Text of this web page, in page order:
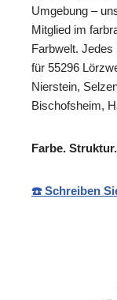
Umgebung –
Mitglied im
Farbwelt.
für 55296
Nierstein,
Bischofsheim,
Farbe.
☎️ Schreiben